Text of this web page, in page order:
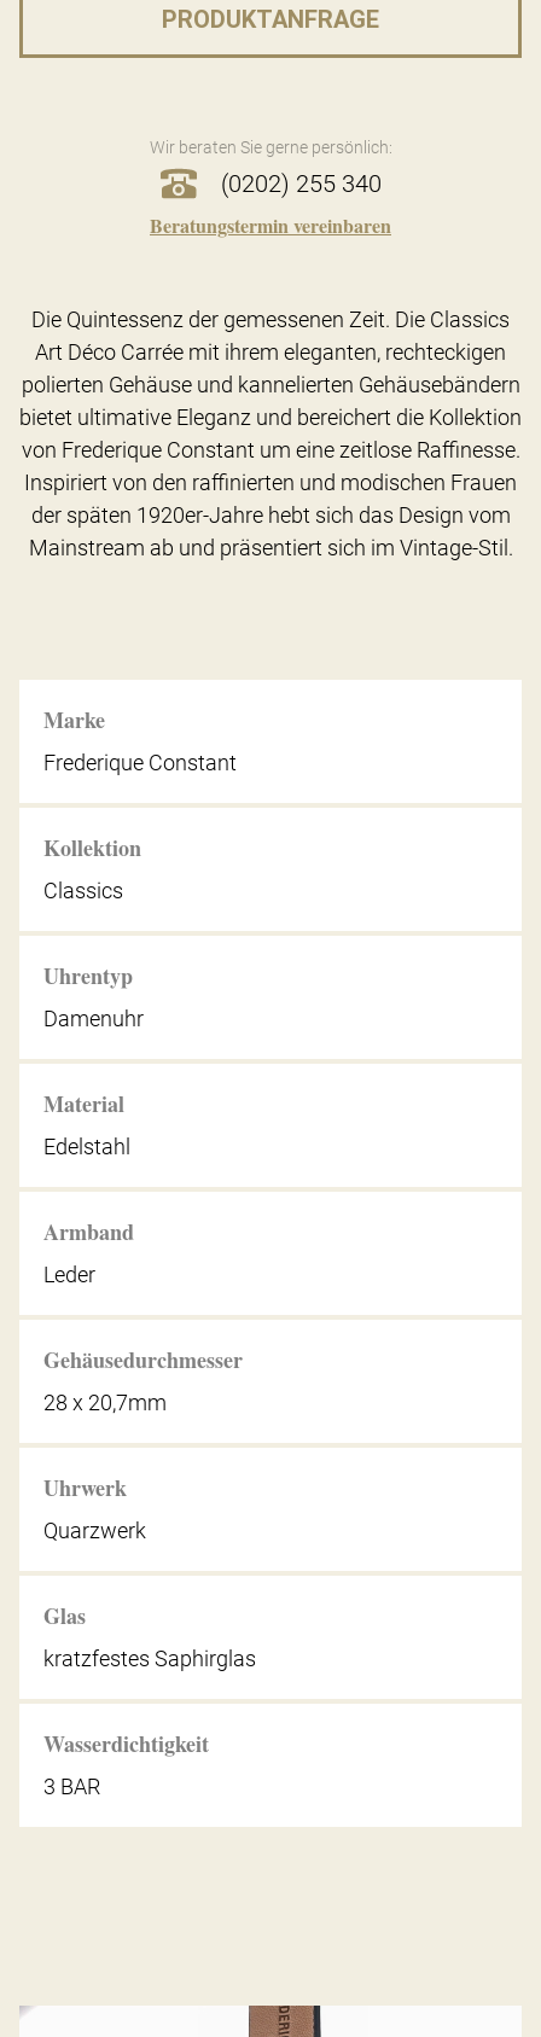
PRODUKTANFRAGE
Wir beraten Sie gerne persönlich:
(0202) 255 340
Beratungstermin vereinbaren
Marke
Frederique Constant
Kollektion
Classics
Uhrentyp
Damenuhr
Material
Edelstahl
Armband
Leder
Gehäusedurchmesser
28 x 20,7mm
Uhrwerk
Quarzwerk
Glas
kratzfestes Saphirglas
Wasserdichtigkeit
3 BAR
Die Quintessenz der gemessenen Zeit. Die Classics
Art Déco Carrée mit ihrem eleganten, rechteckigen
polierten Gehäuse und kannelierten Gehäusebändern
bietet ultimative Eleganz und bereichert die Kollektion
von Frederique Constant um eine zeitlose Raffinesse.
Inspiriert von den raffinierten und modischen Frauen
der späten 1920er-Jahre hebt sich das Design vom
Mainstream ab und präsentiert sich im Vintage-Stil.